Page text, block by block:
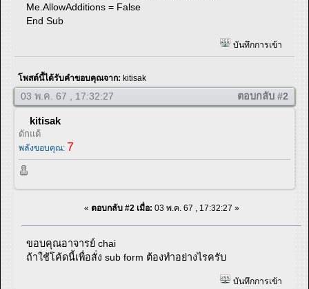
Me.AllowAdditions = False
End Sub
บันทึกการเข้า
โพสต์นี้ได้รับคำขอบคุณจาก: kitisak
03 พ.ค. 67 , 17:32:27 ตอบกลับ #2
kitisak
ดักแด้
พลังขอบคุณ: 7
« ตอบกลับ #2 เมื่อ: 03 พ.ค. 67 , 17:32:27 »
ขอบคุณอาจารย์ chai
ถ้าใช้โค้ดนี้เพื่อสั่ง sub form ต้องทำอย่างไรครับ
บันทึกการเข้า